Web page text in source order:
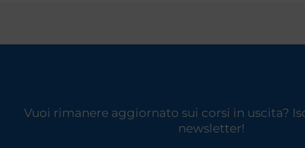
Vuoi rimanere aggiornato sui corsi in uscita?
newsletter!